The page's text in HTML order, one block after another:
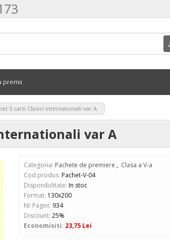
premii
5 carti Clasici internationali var A
var A
Categoria: Pachete de premiere , Clasa a V-a
Cod produs: Pachet-V-04
Disponibilitate: In stoc
Format: 130x200
Nr Pagini: 934
Discount: 25%
Economisiti: 23,75 Lei